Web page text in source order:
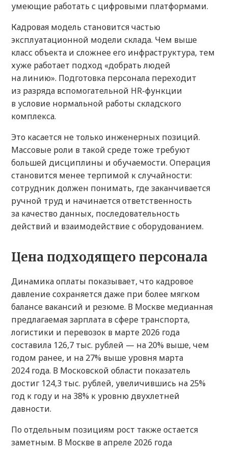
умеющие работать с цифровыми платформами.
Кадровая модель становится частью
эксплуатационной модели склада. Чем выше
класс объекта и сложнее его инфраструктура, тем
хуже работает подход «добрать людей
на линию». Подготовка персонала переходит
из разряда вспомогательной HR-функции
в условие нормальной работы складского
комплекса.
Это касается не только инженерных позиций.
Массовые роли в такой среде тоже требуют
большей дисциплины и обучаемости. Операция
становится менее терпимой к случайности:
сотрудник должен понимать, где заканчивается
ручной труд и начинается ответственность
за качество данных, последовательность
действий и взаимодействие с оборудованием.
Цена подходящего персонала
Динамика оплаты показывает, что кадровое
давление сохраняется даже при более мягком
балансе вакансий и резюме. В Москве медианная
предлагаемая зарплата в сфере транспорта,
логистики и перевозок в марте 2026 года
составила 126,7 тыс. рублей — на 20% выше, чем
годом ранее, и на 27% выше уровня марта
2024 года. В Московской области показатель
достиг 124,3 тыс. рублей, увеличившись на 25%
год к году и на 38% к уровню двухлетней
давности.
По отдельным позициям рост также остается
заметным. В Москве в апреле 2026 года